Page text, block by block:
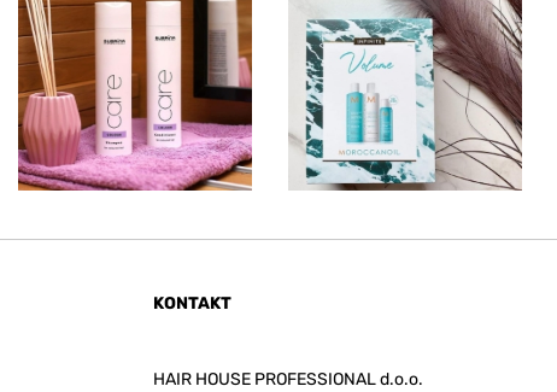
KONTAKT
HAIR HOUSE PROFESSIONAL d.o.o.